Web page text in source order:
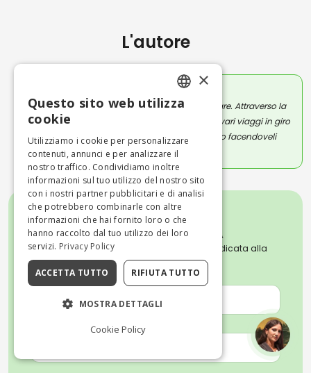
L'autore
Sono una sognatrice ed amo viaggiare. Attraverso la
scrittura vi racconto ciò che vivo nei vari viaggi in giro
per l'Italia e vi parlo dei posti che visito facendoveli
guardare attraverso i miei occhi.
Iscriviti alla nostra Newsletter settimanale dedicata alla
cultura, all'arte e alle tradizioni italiane.
NOME *
ENGLISH
ITALIAN
×
Questo sito web utilizza
cookie
Utilizziamo i cookie per personalizzare
contenuti, annunci e per analizzare il
nostro traffico. Condividiamo inoltre
informazioni sul tuo utilizzo del nostro sito
con i nostri partner pubblicitari e di analisi
che potrebbero combinarle con altre
informazioni che hai fornito loro o che
hanno raccolto dal tuo utilizzo dei loro
servizi. Privacy Policy
ACCETTA TUTTO RIFIUTA TUTTO
MOSTRA DETTAGLI
Cookie Policy